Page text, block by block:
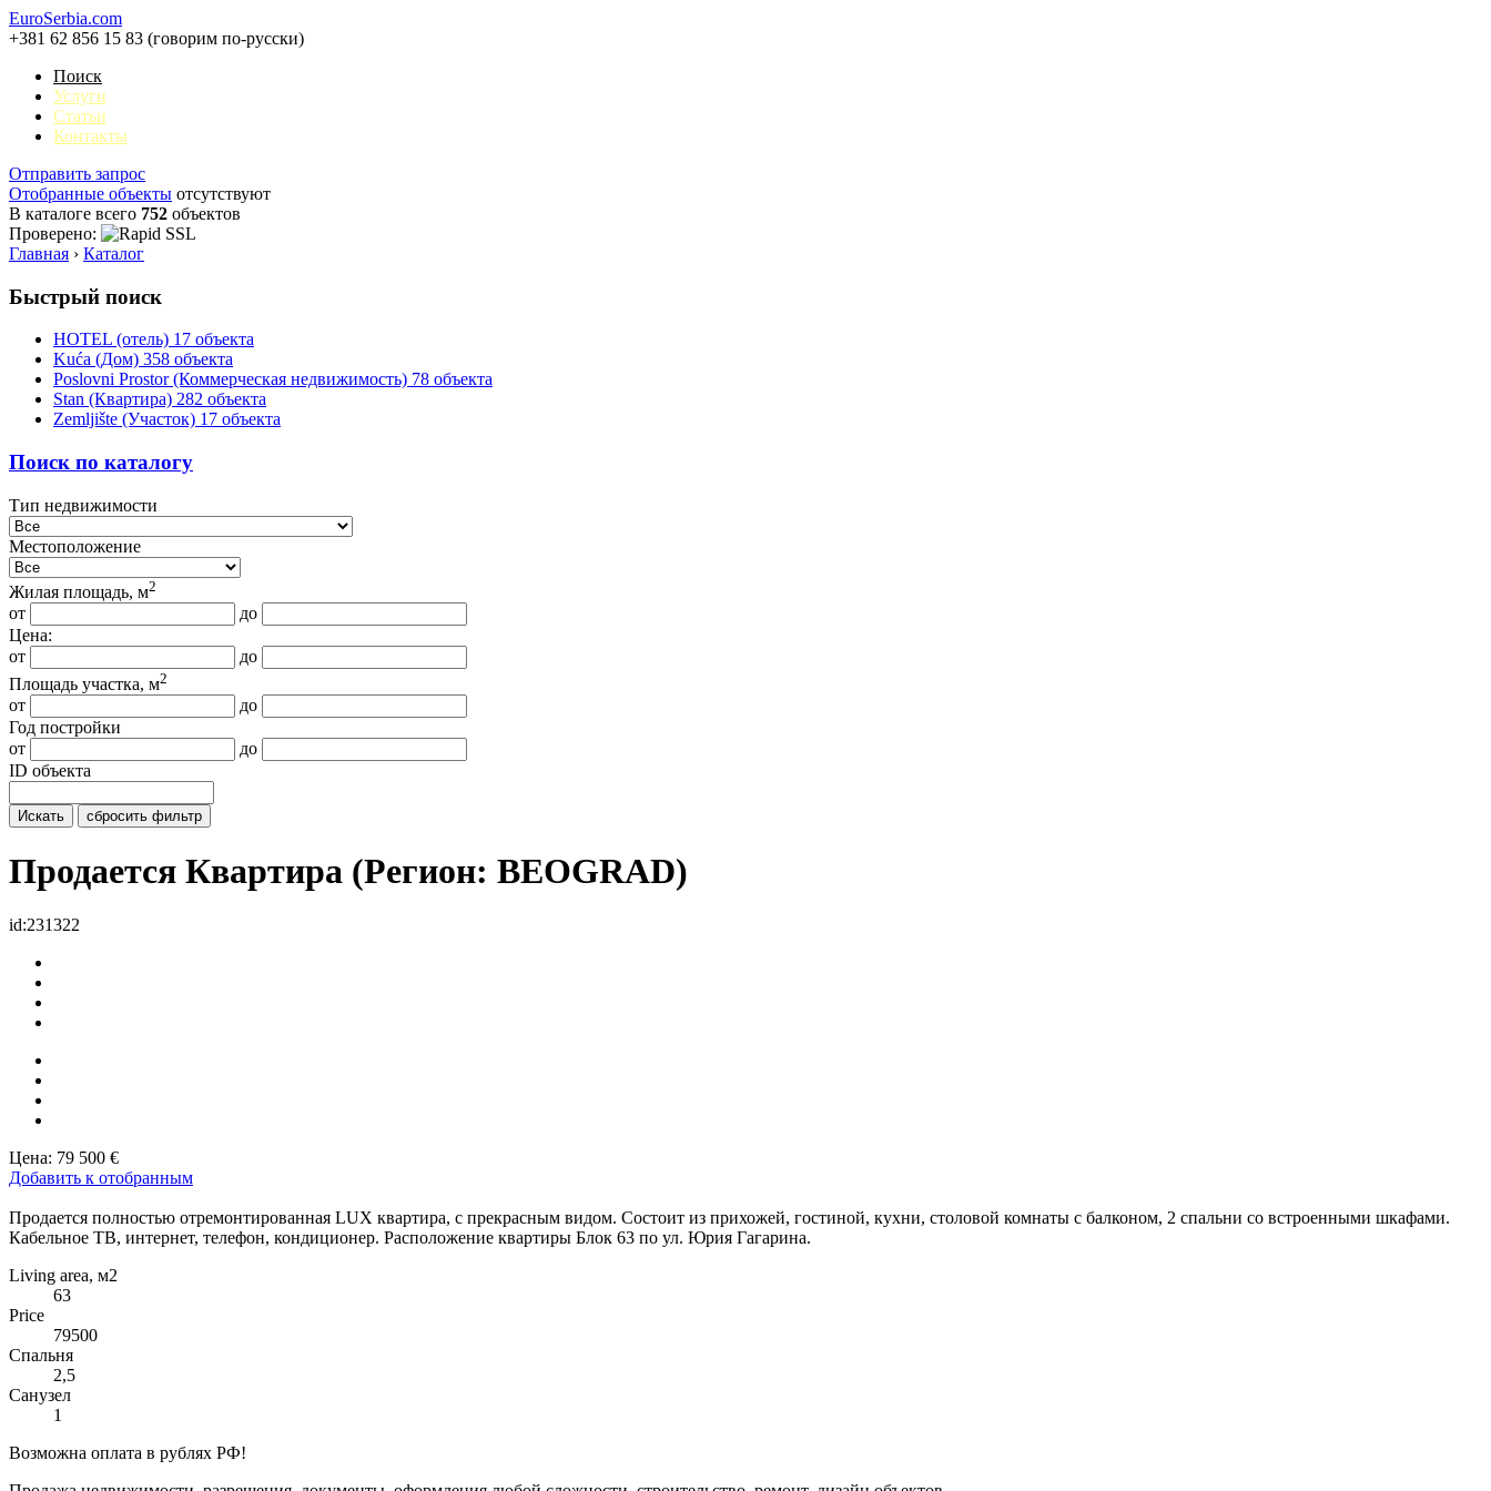
EuroSerbia.com
+381 62 856 15 83 (говорим по-русски)
Поиск
Услуги
Статьи
Контакты
Отправить запрос
Отобранные объекты отсутствуют
В каталоге всего 752 объектов
Проверено:
Главная › Каталог
Быстрый поиск
HOTEL (отель) 17 объекта
Kuća (Дом) 358 объекта
Poslovni Prostor (Коммерческая недвижимость) 78 объекта
Stan (Квартира) 282 объекта
Zemljište (Участок) 17 объекта
Поиск по каталогу
Тип недвижимости
Местоположение
Жилая площадь, м2
от
до
Цена:
от
до
Площадь участка, м2
от
до
Год постройки
от
до
ID объекта
Искать сбросить фильтр
Продается Квартира (Регион: BEOGRAD)
id:231322
Цена: 79 500 €
Добавить к отобранным
Продается полностью отремонтированная LUX квартира, с прекрасным видом. Состоит из прихожей, гостиной, кухни, столовой комнаты с балконом, 2 спальни со встроенными шкафами.
Кабельное ТВ, интернет, телефон, кондиционер. Расположение квартиры Блок 63 по ул. Юрия Гагарина.
Living area, м2
63
Price
79500
Спальня
2,5
Санузел
1
Возможна оплата в рублях РФ!